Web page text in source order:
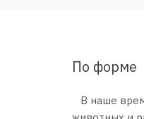
По форме
В наше